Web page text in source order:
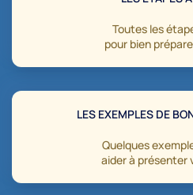
Toutes les
pour bien
LES EXEMPLES DE
Quelques
aider à présenter